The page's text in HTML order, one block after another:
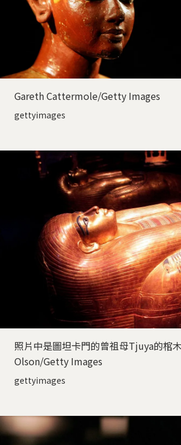
Gareth Cattermole/Getty Images
gettyimages
照片中是圖坦卡門的曾祖母Tjuya的棺
Olson/Getty Images
gettyimages